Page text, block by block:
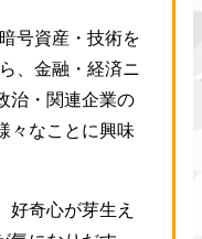
号資産・技術を
、金融・経済ニ
治・関連企業の
々なことに興味
好奇心が芽生え